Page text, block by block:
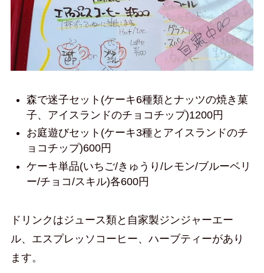
森で迷子セット(ケーキ6種類とナッツの焼き菓
子、アイスランドのチョコチップ)1200円
お庭遊びセット(ケーキ3種とアイスランドのチ
ョコチップ)600円
ケーキ単品(いちご/きゅうり/レモン/ブルーベリ
ー/チョコ/スキル)各600円
ドリンクはジュース類と自家製ジンジャーエー
ル、エスプレッソコーヒー、ハーブティーがあり
ます。